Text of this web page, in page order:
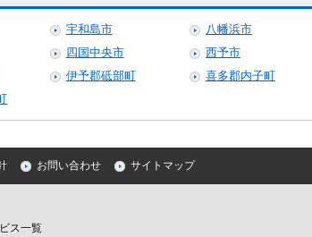
宇和島市 八幡浜市
四国中央市 西予市
伊予郡砥部町 喜多郡内子町
お問い合わせ サイトマップ
ス一覧